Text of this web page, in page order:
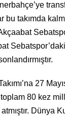
takımda
27
80 kez
Dünya